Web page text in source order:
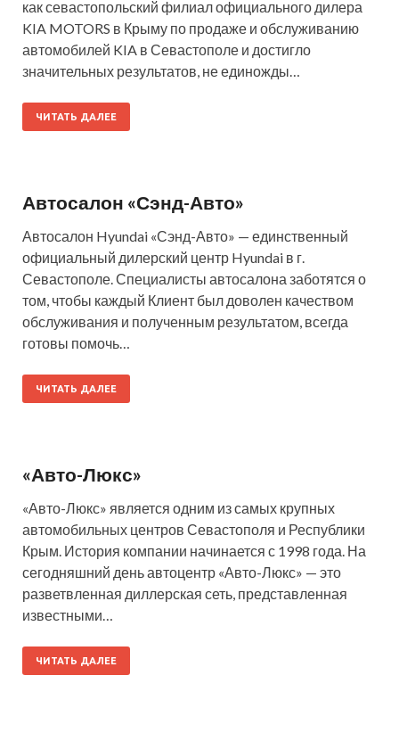
как севастопольский филиал официального дилера
KIA MOTORS в Крыму по продаже и обслуживанию
автомобилей KIA в Севастополе и достигло
значительных результатов, не единожды…
ЧИТАТЬ ДАЛЕЕ
Автосалон «Сэнд-Авто»
Автосалон Hyundai «Сэнд-Авто» — единственный
официальный дилерский центр Hyundai в г.
Севастополе. Специалисты автосалона заботятся о
том, чтобы каждый Клиент был доволен качеством
обслуживания и полученным результатом, всегда
готовы помочь…
ЧИТАТЬ ДАЛЕЕ
«Авто-Люкс»
«Авто-Люкс» является одним из самых крупных
автомобильных центров Севастополя и Республики
Крым. История компании начинается с 1998 года. На
сегодняшний день автоцентр «Авто-Люкс» — это
разветвленная диллерская сеть, представленная
известными…
ЧИТАТЬ ДАЛЕЕ